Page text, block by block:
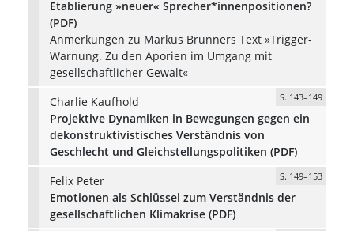
Etablierung »neuer« Sprecher*innenpositionen?
(PDF)
Anmerkungen zu Markus Brunners Text »Trigger-
Warnung. Zu den Aporien im Umgang mit
gesellschaftlicher Gewalt«
Charlie Kaufhold
S. 143–149
Projektive Dynamiken in Bewegungen gegen ein
dekonstruktivistisches Verständnis von
Geschlecht und Gleichstellungspolitiken (PDF)
Felix Peter
S. 149–153
Emotionen als Schlüssel zum Verständnis der
gesellschaftlichen Klimakrise (PDF)